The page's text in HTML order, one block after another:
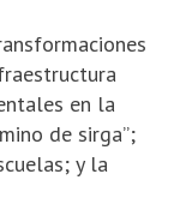
en la
de sirga”;
y la